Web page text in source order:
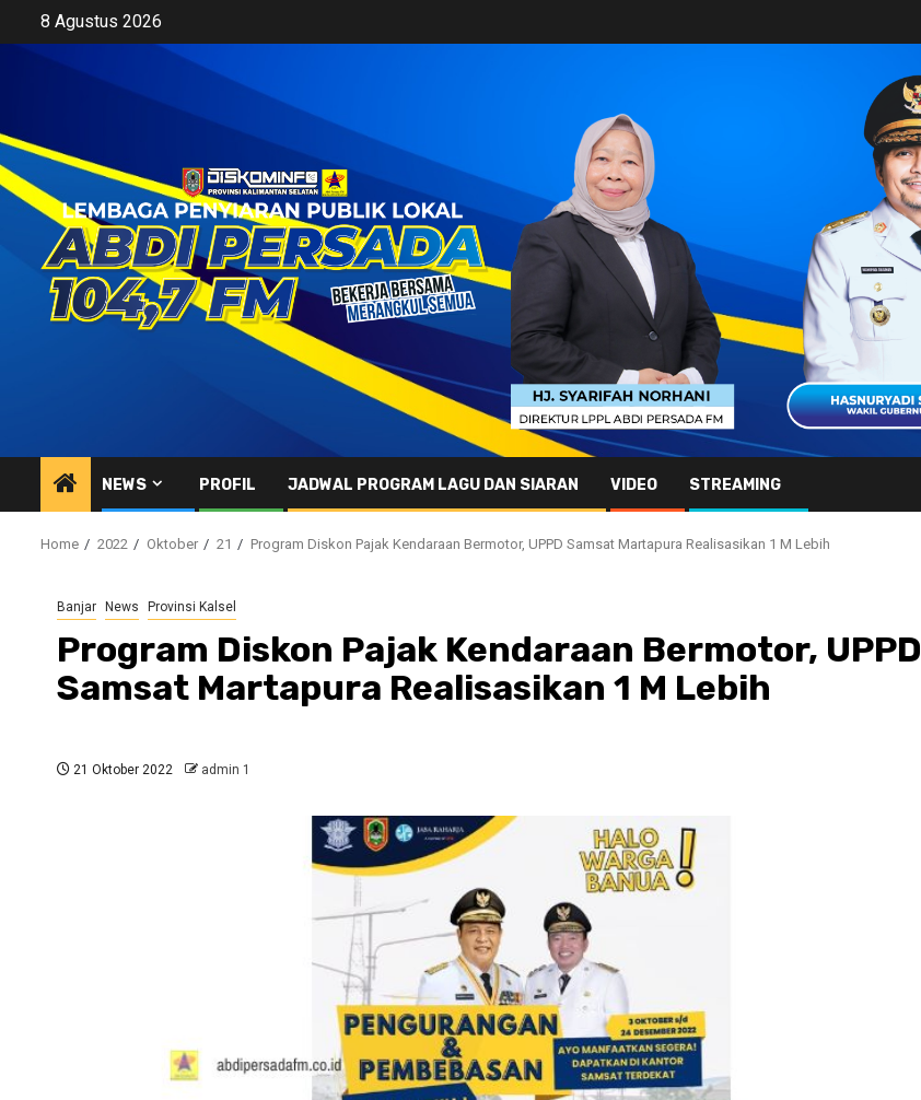
content
8 Agustus 2026
NEWS PROFIL JADWAL PROGRAM LAGU DAN SIARAN VIDEO STREAMING
Home 2022 Oktober 21 Program Diskon Pajak Kendaraan Bermotor, UPPD Samsat Martapura Realisasikan 1 M Lebih
Banjar News Provinsi Kalsel
Program Diskon Pajak Kendaraan Bermotor, UPPD
Samsat Martapura Realisasikan 1 M Lebih
21 Oktober 2022 admin 1